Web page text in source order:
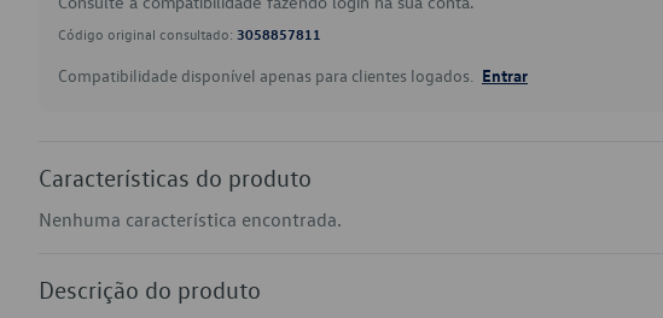
Código original consultado: 3058857811
Compatibilidade disponível apenas para clientes logados. Entrar
Características do produto
Nenhuma característica encontrada.
Descrição do produto